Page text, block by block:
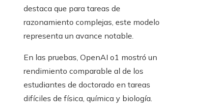
destaca que para tareas de
razonamiento complejas, este modelo
representa un avance notable.
En las pruebas, OpenAI o1 mostró un
rendimiento comparable al de los
estudiantes de doctorado en tareas
difíciles de física, química y biología.